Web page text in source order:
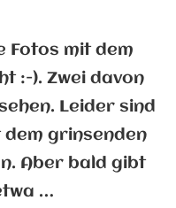
Fotos mit dem
:-). Zwei davon
Leider sind
dem grinsenden
Aber bald gibt
…